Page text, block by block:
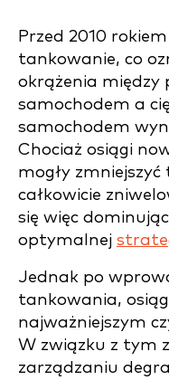
Przed 2010
tankowanie, co
okrążenia między
samochodem a
samochodem
Chociaż osiągi
mogły
całkowicie
się więc
optymalnej
Jednak po
tankowania,
najważniejszym
W związku z tym
zarządzaniu